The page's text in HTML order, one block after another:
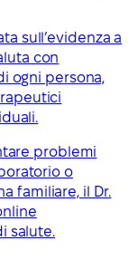
sull’evidenza a
con
ogni persona,
problemi
o
familiare, il Dr.
salute.